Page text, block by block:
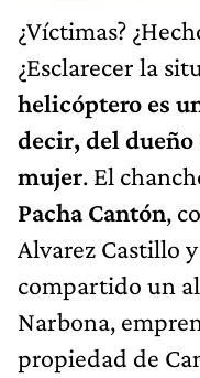
¿Víctimas?
¿Esclarecer la
helicóptero es
decir, del dueño
mujer. El
Pacha Cantón,
Alvarez Castillo
compartido un
Narbona,
propiedad de